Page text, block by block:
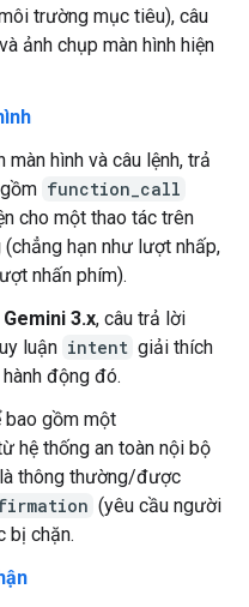
trường mục tiêu), câu
ảnh chụp màn hình hiện
màn hình và câu lệnh, trả
function_call
cho một thao tác trên
hạn như lượt nhấp,
nhấn phím).
3.x, câu trả lời
luận intent giải thích
động đó.
bao gồm một
hệ thống an toàn nội bộ
thông thường/được
(yêu cầu người
bị chặn.